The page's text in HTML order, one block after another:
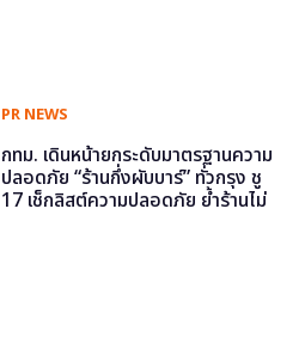
PR NEWS
กทม. เดินหน้ายกระดับมาตรฐานความ
ปลอดภัย “ร้านกึ่งผับบาร์” ทั่วกรุง ชู
17 เช็กลิสต์ความปลอดภัย ย้ำร้านไม่